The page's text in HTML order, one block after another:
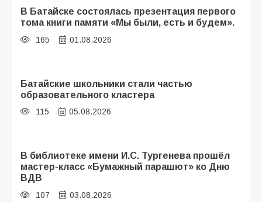
В Батайске состоялась презентация первого
тома книги памяти «Мы были, есть и будем».
165 01.08.2026
Батайские школьники стали частью
образовательного кластера
115 05.08.2026
В библиотеке имени И.С. Тургенева прошёл
мастер-класс «Бумажный парашют» ко Дню
ВДВ
107 03.08.2026